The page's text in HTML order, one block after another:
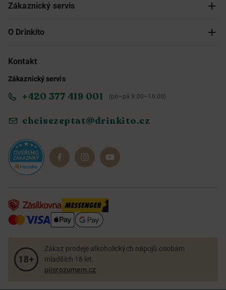
Zákaznický servis
Sledování objednávky
Obchodní podmínky
Ochrana osobních údajů
Reklamace a vrácení
O Drinkito
O nás
Informace o přístupnosti služby
Dárkové sady
Kontakt
Zákaznický servis
+420 377 419 001 (po–pá 9:00–16:00)
chcisezeptat@drinkito.cz
Zákaz prodeje alkoholických nápojů osobám
mladších 18 let.
pijsrozumem.cz